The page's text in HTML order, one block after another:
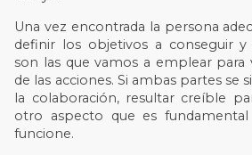
Una vez encontrada la persona
definir los objetivos a conseguir
son las que vamos a emplear
de las acciones. Si ambas partes se
la colaboración, resultar creíble
otro aspecto que es
funcione.